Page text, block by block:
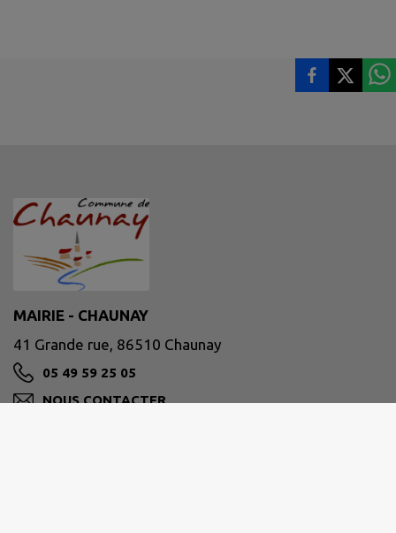
MAIRIE - CHAUNAY
41 Grande rue, 86510 Chaunay
05 49 59 25 05
NOUS CONTACTER